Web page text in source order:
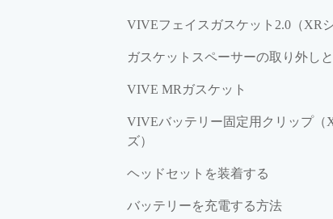
VIVEフェイスガスケット2.0（XRシ
ガスケットスペーサーの取り外し
VIVE MRガスケット
VIVEバッテリー固定用クリップ（
ズ）
ヘッドセットを装着する
バッテリーを充電する方法